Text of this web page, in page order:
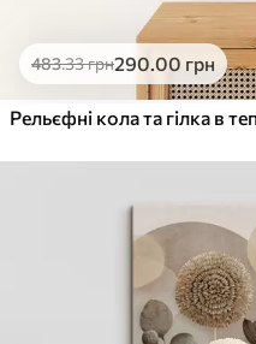
Еко-Преміум
.00грн
✓Яскраві, насичені кольори
Поверхня з текстурою
Екологічний матеріал
483.33грн290.00 грн